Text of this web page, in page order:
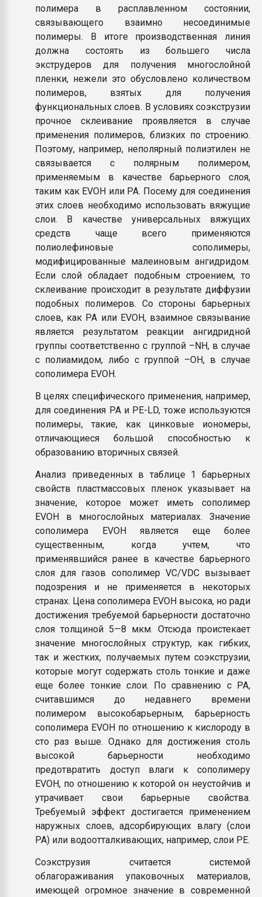
полимера в расплавленном состоянии,
связывающего взаимно несоединимые
полимеры. В итоге производственная линия
должна состоять из большего числа
экструдеров для получения многослойной
пленки, нежели это обусловлено количеством
полимеров, взятых для получения
функциональных слоев. В условиях соэкструзии
прочное склеивание проявляется в случае
применения полимеров, близких по строению.
Поэтому, например, неполярный полиэтилен не
связывается с полярным полимером,
применяемым в качестве барьерного слоя,
таким как EVOH или PA. Посему для соединения
этих слоев необходимо использовать вяжущие
слои. В качестве универсальных вяжущих
средств чаще всего применяются
полиолефиновые сополимеры,
модифицированные малеиновым ангидридом.
Если слой обладает подобным строением, то
склеивание происходит в результате диффузии
подобных полимеров. Со стороны барьерных
слоев, как PA или EVOH, взаимное связывание
является результатом реакции ангидридной
группы соответственно с группой –NH, в случае
с полиамидом, либо с группой –OH, в случае
сополимера EVOH.
В целях специфического применения, например,
для соединения PA и PE-LD, тоже используются
полимеры, такие, как цинковые иономеры,
отличающиеся большой способностью к
образованию вторичных связей.
Анализ приведенных в таблице 1 барьерных
свойств пластмассовых пленок указывает на
значение, которое может иметь сополимер
EVOH в многослойных материалах. Значение
сополимера EVOH является еще более
существенным, когда учтем, что
применявшийся ранее в качестве барьерного
слоя для газов сополимер VC/VDC вызывает
подозрения и не применяется в некоторых
странах. Цена сополимера EVOH высока, но ради
достижения требуемой барьерности достаточно
слоя толщиной 5—8 мкм. Отсюда проистекает
значение многослойных структур, как гибких,
так и жестких, получаемых путем соэкструзии,
которые могут содержать столь тонкие и даже
еще более тонкие слои. По сравнению с PA,
считавшимся до недавнего времени
полимером высокобарьерным, барьерность
сополимера EVOH по отношению к кислороду в
сто раз выше. Однако для достижения столь
высокой барьерности необходимо
предотвратить доступ влаги к сополимеру
EVOH, по отношению к которой он неустойчив и
утрачивает свои барьерные свойства.
Требуемый эффект достигается применением
наружных слоев, адсорбирующих влагу (слои
PA) или водоотталкивающих, например, слои PE.
Соэкструзия считается системой
облагораживания упаковочных материалов,
имеющей огромное значение в современной